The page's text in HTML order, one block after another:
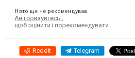
Ніхто ще не рекомендував
Авторизуйтесь
щоб оцінити і порекомендувати
Reddit Telegram